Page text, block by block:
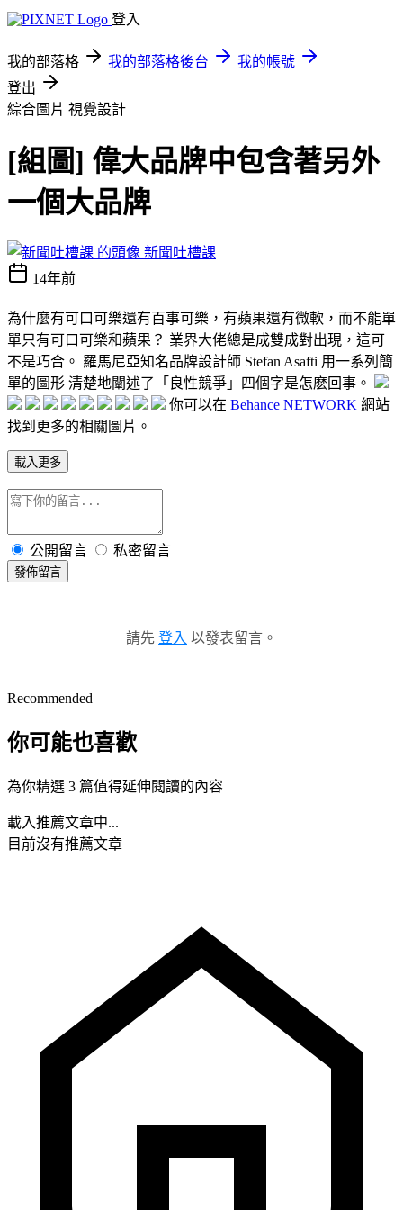
登入
我的部落格 我的部落格後台
我的帳號
登出
綜合圖片 視覺設計
[組圖] 偉大品牌中包含著另外
一個大品牌
新聞吐槽課
14年前
為什麼有可口可樂還有百事可樂，有蘋果還有微軟，而不能單
單只有可口可樂和蘋果？ 業界大佬總是成雙成對出現，這可
不是巧合。 羅馬尼亞知名品牌設計師 Stefan Asafti 用一系列簡
單的圖形 清楚地闡述了「良性競爭」四個字是怎麽回事。
你可以在 Behance NETWORK 網站
找到更多的相關圖片。
載入更多
公開留言 私密留言
發佈留言
請先 登入 以發表留言。
Recommended
你可能也喜歡
為你精選 3 篇值得延伸閱讀的內容
載入推薦文章中...
目前沒有推薦文章